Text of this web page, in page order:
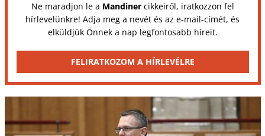
Ne maradjon le a Mandinercikkeiről, iratkozzon fel
hírlevelünkre! Adja meg a nevét és az e-mail-címét, és
elküldjük Önnek a nap legfontosabb híreit.
FELIRATKOZOM A HÍRLEVÉLRE